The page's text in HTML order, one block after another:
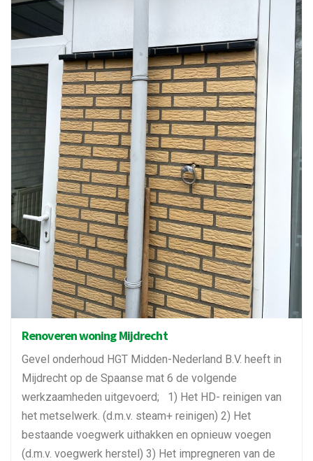
Renoveren woning Mijdrecht
Gevel onderhoud HGT Midden-Nederland B.V. heeft in
Mijdrecht op de Spaanse mat 6 de volgende
werkzaamheden uitgevoerd; 1) Het HD- reinigen van
het metselwerk. (d.m.v. steam+ reinigen) 2) Het
bestaande voegwerk uithakken en opnieuw voegen
(d.m.v. voegwerk herstel) 3) Het impregneren van de